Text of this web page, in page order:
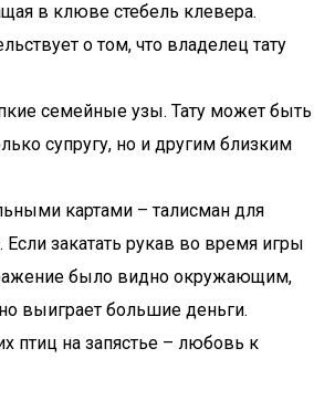
в клюве стебель клевера.
о том, что владелец тату
семейные узы. Тату может быть
супругу, но и другим близким
картами – талисман для
закатать рукав во время игры
было видно окружающим,
выиграет большие деньги.
птиц на запястье – любовь к